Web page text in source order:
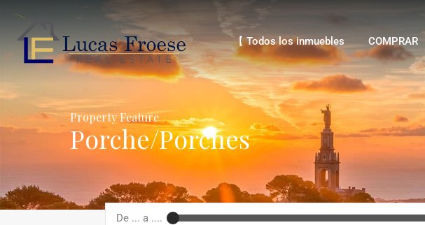
【 Todos los inmuebles
【 Todos los inmuebles
COMPRAR
Property Feature
Porche/Porches
De ... a ....